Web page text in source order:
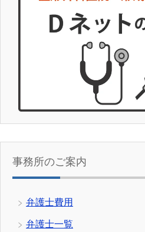
事務所のご案内
弁護士費用
弁護士一覧